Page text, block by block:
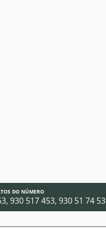
DO NÚMERO
930 517 453, 930 51 74 53